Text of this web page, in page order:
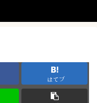
はてブ